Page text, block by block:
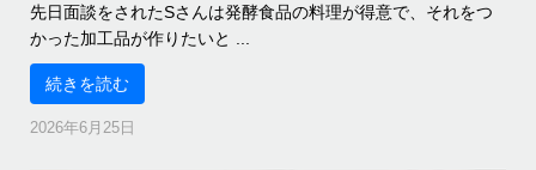
先日面談をされたSさんは発酵食品の料理が得意で、それをつ
かった加工品が作りたいと ...
続きを読む
2026年6月25日